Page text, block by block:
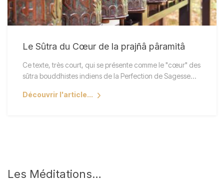
Le Sûtra du Cœur de la prajñâ pâramitâ
Ce texte, très court, qui se présente comme le "cœur" des
sûtra bouddhistes indiens de la Perfection de Sagesse…
Découvrir l'article...
Les Méditations…